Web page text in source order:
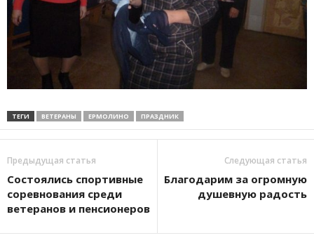
ТЕГИ ВЕТЕРАНЫ ЕРМОЛИНО ПРАЗДНИК
Предыдущая статья
Состоялись спортивные
соревнования среди
ветеранов и пенсионеров
Следующая статья
Благодарим за огромную
душевную радость